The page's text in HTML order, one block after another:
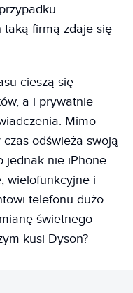
taką firmą zdaje się
cieszą się
a i prywatnie
Mimo
odświeża swoją
jednak nie iPhone.
wielofunkcyjne i
telefonu dużo
świetnego
kusi Dyson?